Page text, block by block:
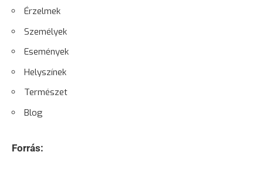
Érzelmek
Személyek
Események
Helyszínek
Természet
Blog
Forrás: